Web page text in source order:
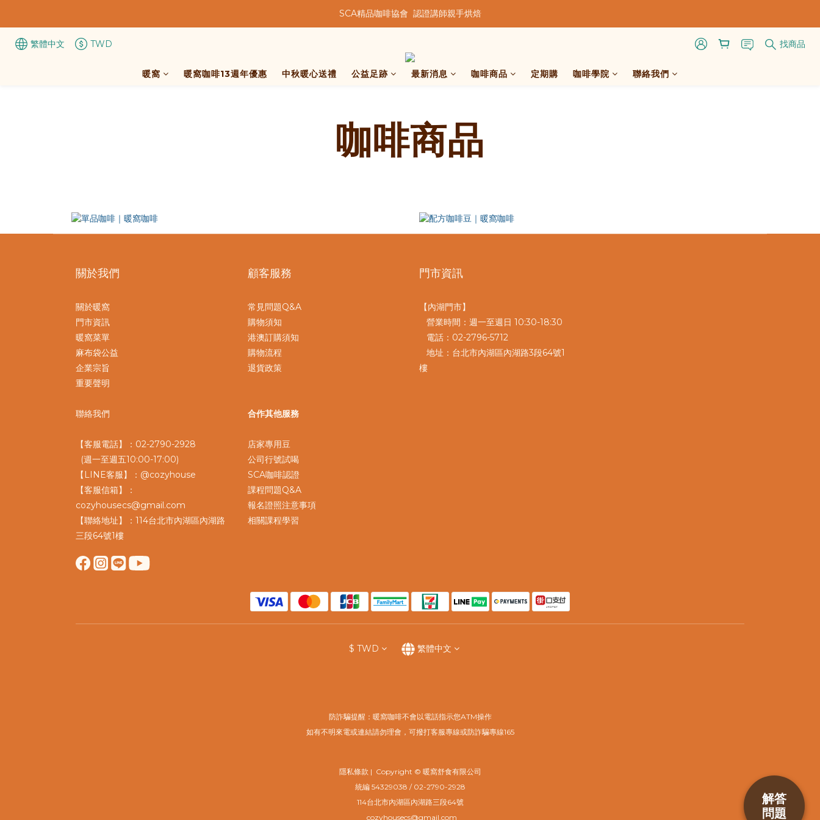
★★歡迎來到暖窩咖啡★★
SCA精品咖啡協會  認證講師親手烘焙
繁體中文 TWD 找商品
暖窩 暖窩咖啡13週年優惠 中秋暖心送禮 公益足跡 最新消息 咖啡商品 定期購 咖啡學院 聯絡我們
咖啡商品
關於我們
關於暖窩
門市資訊
暖窩菜單
麻布袋公益
企業宗旨
重要聲明
聯絡我們
【客服電話】：02-2790-2928
(週一至週五10:00-17:00)
【LINE客服】：@cozyhouse
【客服信箱】：
cozyhousecs@gmail.com
【聯絡地址】：114台北市內湖區內湖路
三段64號1樓
顧客服務
常見問題Q&A
購物須知
港澳訂購須知
購物流程
退貨政策
合作其他服務
店家專用豆
公司行號試喝
SCA咖啡認證
課程問題Q&A
報名證照注意事項
相關課程學習
門市資訊
【內湖門市】
營業時間：週一至週日 10:30-18:30
電話：02-2796-5712
地址：台北市內湖區內湖路3段64號1
樓
解答
問題
$ TWD 繁體中文
防詐騙提醒：暖窩咖啡不會以電話指示您ATM操作
如有不明來電或連結請勿理會，可撥打客服專線或防詐騙專線165
隱私條款 | Copyright © 暖窩舒食有限公司
​統編 54329038 / 02-2790-2928
114台北市內湖區內湖路三段64號
cozyhousecs@gmail.com